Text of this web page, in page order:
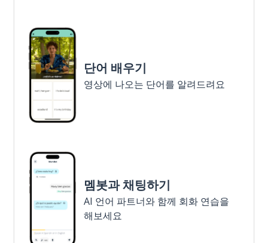
단어 배우기
영상에 나오는 단어를 알려드려요
멤봇과 채팅하기
AI 언어 파트너와 함께 회화 연습을
해보세요